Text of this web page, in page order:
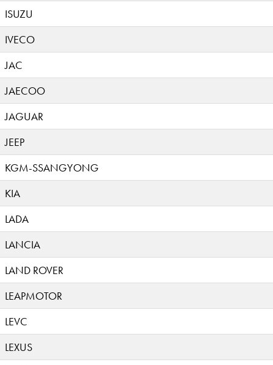
ISUZU
IVECO
JAC
JAECOO
JAGUAR
JEEP
KGM-SSANGYONG
KIA
LADA
LANCIA
LAND ROVER
LEAPMOTOR
LEVC
LEXUS